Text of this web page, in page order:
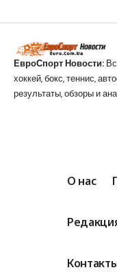
ЕвроСпорт Новости:
хоккей, бокс, теннис,
результаты, обзоры и
О нас